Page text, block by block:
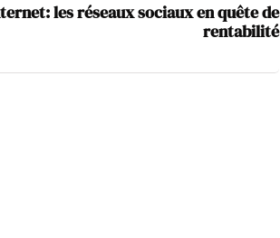
les réseaux sociaux en quête de
rentabilité